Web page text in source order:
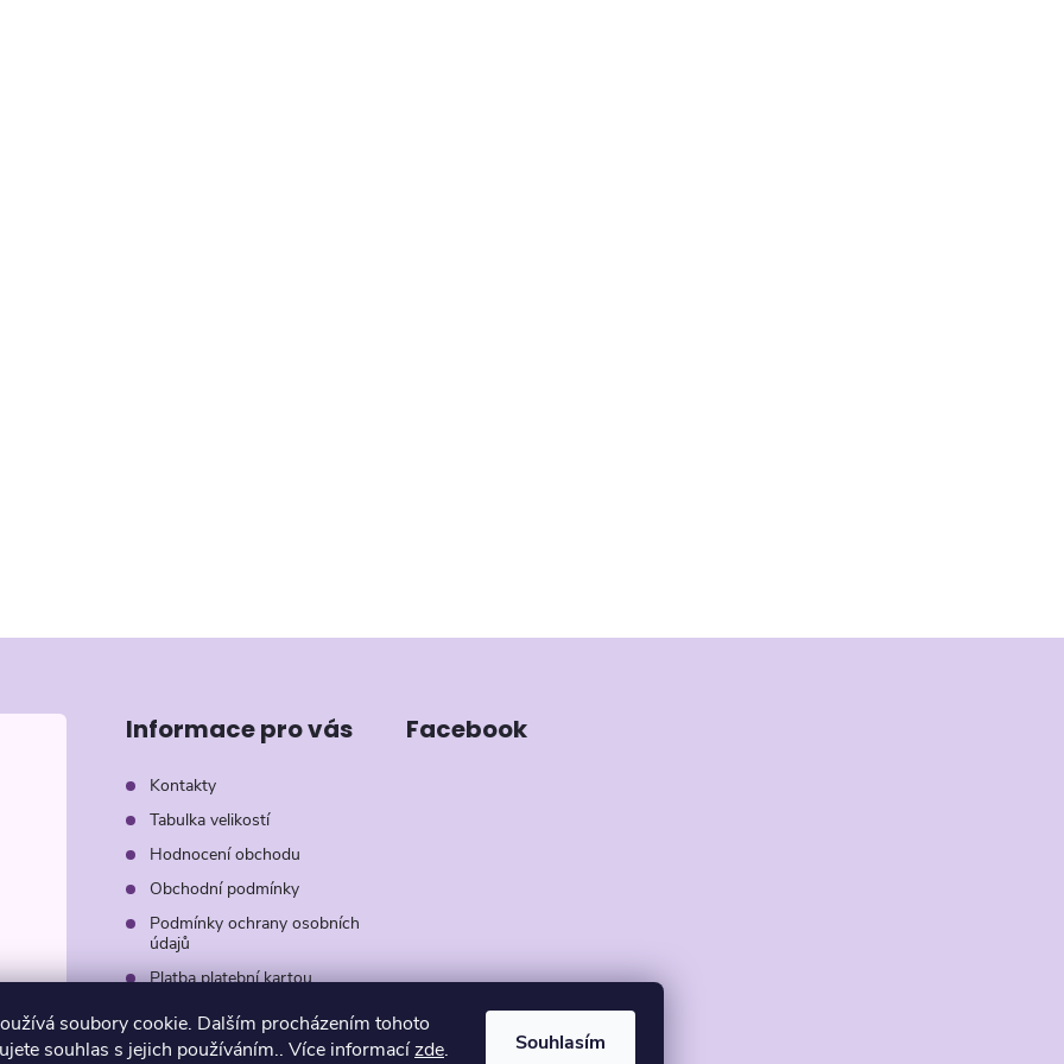
soubory cookie. Dalším procházením tohoto
souhlas s jejich používáním.. Více informacízde. Souhlasím
Informace pro vás
Kontakty
Tabulka velikostí
Hodnocení obchodu
Obchodní podmínky
Podmínky ochrany osobních
údajů
Platba platební kartou
Záruka AVON
Facebook